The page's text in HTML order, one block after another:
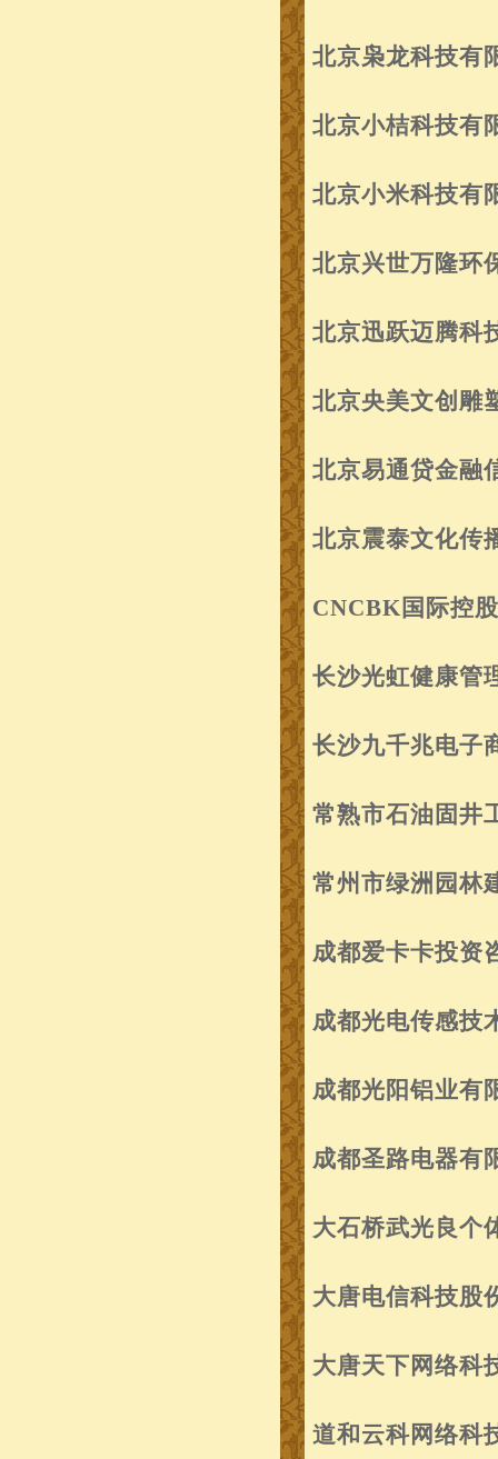
北京枭龙科技有
北京小桔科技有
北京小米科技有
北京兴世万隆环
北京迅跃迈腾科
北京央美文创雕
北京易通贷金融
北京震泰文化传
CNCBK国际控
长沙光虹健康管
长沙九千兆电子
常熟市石油固井
常州市绿洲园林
成都爱卡卡投资
成都光电传感技
成都光阳铝业有
成都圣路电器有
大石桥武光良个
大唐电信科技股
大唐天下网络科
道和云科网络科